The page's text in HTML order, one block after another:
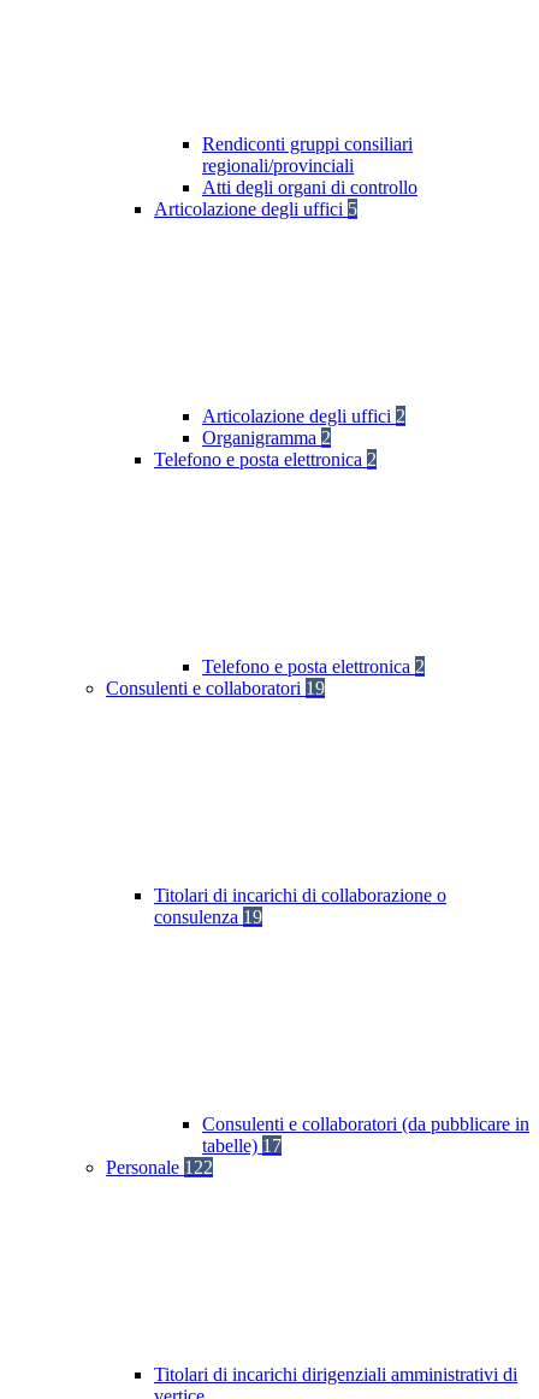
Rendiconti gruppi consiliari
regionali/provinciali
Atti degli organi di controllo
Articolazione degli uffici 5
Articolazione degli uffici 2
Organigramma 2
Telefono e posta elettronica 2
Telefono e posta elettronica 2
Consulenti e collaboratori 19
Titolari di incarichi di collaborazione o
consulenza 19
Consulenti e collaboratori (da pubblicare in
tabelle) 17
Personale 122
Titolari di incarichi dirigenziali amministrativi di